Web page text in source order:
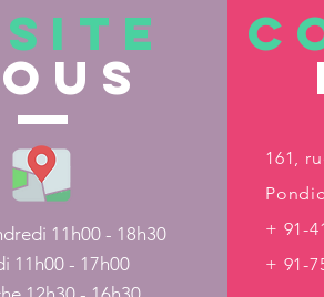
11h00 - 18h30
11h00 - 17h00
161,
+ 91-
+ 91-